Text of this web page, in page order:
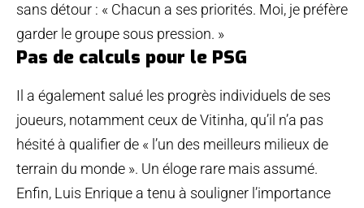
sans détour : « Chacun a ses priorités. Moi, je préfère
garder le groupe sous pression. »
Pas de calculs pour le PSG
Il a également salué les progrès individuels de ses
joueurs, notamment ceux de Vitinha, qu’il n’a pas
hésité à qualifier de « l’un des meilleurs milieux de
terrain du monde ». Un éloge rare mais assumé.
Enfin, Luis Enrique a tenu à souligner l’importance